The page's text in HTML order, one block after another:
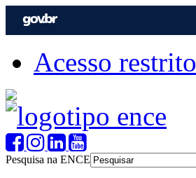
Acesso restrito
Pesquisa na ENCE